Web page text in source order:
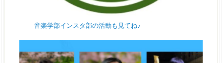
音楽学部インスタ部の活動も見てね♪